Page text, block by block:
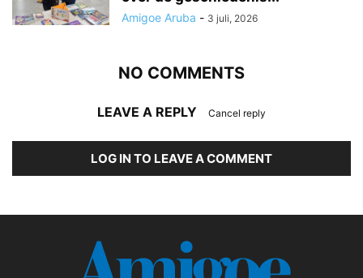
Amigoe Aruba - 3 juli, 2026
NO COMMENTS
LEAVE A REPLY Cancel reply
LOG IN TO LEAVE A COMMENT